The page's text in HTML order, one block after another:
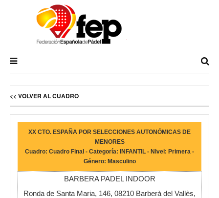
<< VOLVER AL CUADRO
XX CTO. ESPAÑA POR SELECCIONES AUTONÓMICAS DE
MENORES
Cuadro: Cuadro Final - Categoría: INFANTIL - NIvel: Primera -
Género: Masculino
BARBERA PADEL INDOOR
Ronda de Santa Maria, 146, 08210 Barberà del Vallès,